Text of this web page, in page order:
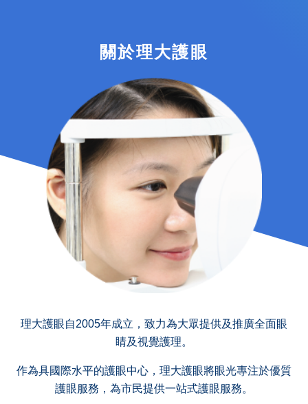
關於理大護眼
理大護眼自2005年成立，致力為大眾提供及推廣全面眼
睛及視覺護理。
作為具國際水平的護眼中心，理大護眼將眼光專注於優質
護眼服務，為市民提供一站式護眼服務。